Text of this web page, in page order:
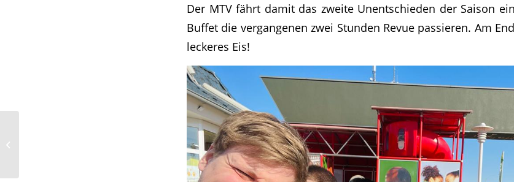
Der MTV fährt damit das zweite Unentschieden der Saison
Buffet die vergangenen zwei Stunden Revue passieren. Am
leckeres Eis!